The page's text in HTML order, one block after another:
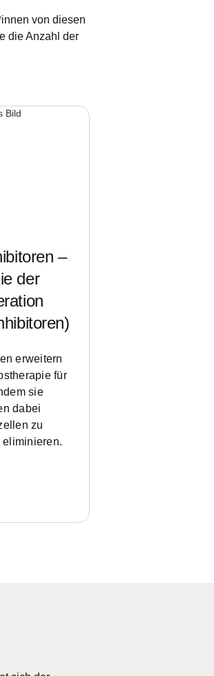
von diesen
die Anzahl der
–
der
erweitern
für
sie
dabei
zu
eliminieren.